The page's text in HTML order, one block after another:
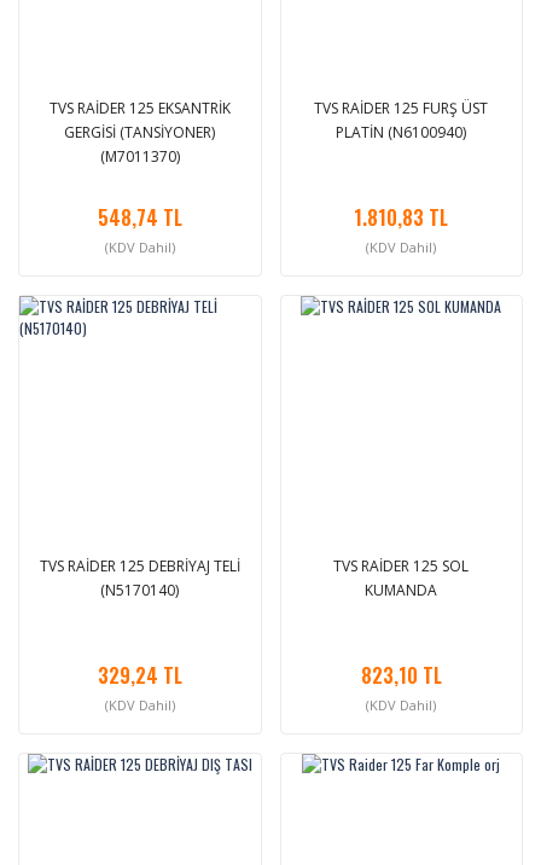
TVS RAİDER 125 EKSANTRİK
GERGİSİ (TANSİYONER)
(M7011370)
548,74 TL
(KDV Dahil)
TVS RAİDER 125 FURŞ ÜST
PLATİN (N6100940)
1.810,83 TL
(KDV Dahil)
TVS RAİDER 125 DEBRİYAJ TELİ
(N5170140)
329,24 TL
(KDV Dahil)
TVS RAİDER 125 SOL
KUMANDA
823,10 TL
(KDV Dahil)